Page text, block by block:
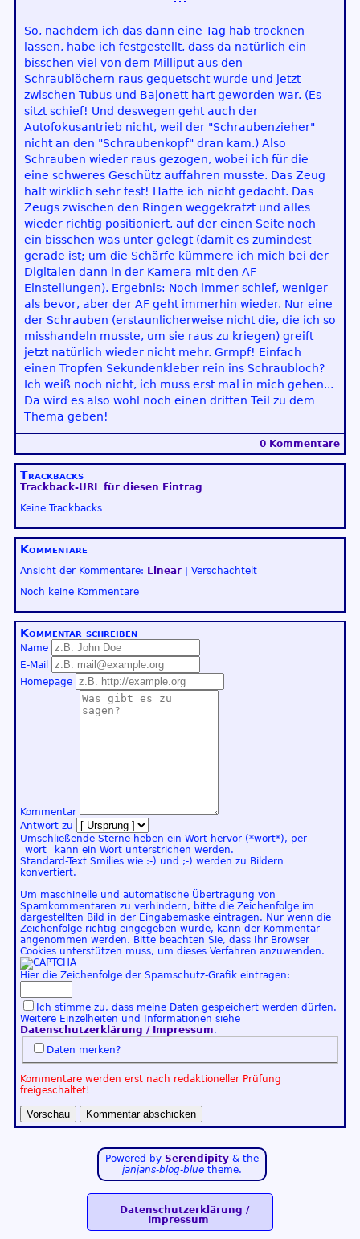
So, nachdem ich das dann eine Tag hab trocknen
lassen, habe ich festgestellt, dass da natürlich ein
bisschen viel von dem Milliput aus den
Schraublöchern raus gequetscht wurde und jetzt
zwischen Tubus und Bajonett hart geworden war. (Es
sitzt schief! Und deswegen geht auch der
Autofokusantrieb nicht, weil der "Schraubenzieher"
nicht an den "Schraubenkopf" dran kam.) Also
Schrauben wieder raus gezogen, wobei ich für die
eine schweres Geschütz auffahren musste. Das Zeug
hält wirklich sehr fest! Hätte ich nicht gedacht. Das
Zeugs zwischen den Ringen weggekratzt und alles
wieder richtig positioniert, auf der einen Seite noch
ein bisschen was unter gelegt (damit es zumindest
gerade ist; um die Schärfe kümmere ich mich bei der
Digitalen dann in der Kamera mit den AF-
Einstellungen). Ergebnis: Noch immer schief, weniger
als bevor, aber der AF geht immerhin wieder. Nur eine
der Schrauben (erstaunlicherweise nicht die, die ich so
misshandeln musste, um sie raus zu kriegen) greift
jetzt natürlich wieder nicht mehr. Grmpf! Einfach
einen Tropfen Sekundenkleber rein ins Schraubloch?
Ich weiß noch nicht, ich muss erst mal in mich gehen...
Da wird es also wohl noch einen dritten Teil zu dem
Thema geben!
0 Kommentare
Trackbacks
Trackback-URL für diesen Eintrag
Keine Trackbacks
Kommentare
Ansicht der Kommentare: Linear | Verschachtelt
Noch keine Kommentare
Kommentar schreiben
Name
E-Mail
Homepage
Kommentar
Antwort zu
Umschließende Sterne heben ein Wort hervor (*wort*), per
_wort_ kann ein Wort unterstrichen werden.
Standard-Text Smilies wie :-) und ;-) werden zu Bildern
konvertiert.
Um maschinelle und automatische Übertragung von
Spamkommentaren zu verhindern, bitte die Zeichenfolge im
dargestellten Bild in der Eingabemaske eintragen. Nur wenn die
Zeichenfolge richtig eingegeben wurde, kann der Kommentar
angenommen werden. Bitte beachten Sie, dass Ihr Browser
Cookies unterstützen muss, um dieses Verfahren anzuwenden.
Hier die Zeichenfolge der Spamschutz-Grafik eintragen:
Ich stimme zu, dass meine Daten gespeichert werden dürfen.
Weitere Einzelheiten und Informationen siehe
Datenschutzerklärung / Impressum.
Daten merken?
Kommentare werden erst nach redaktioneller Prüfung
freigeschaltet!
Powered by Serendipity & the
janjans-blog-blue theme.
Datenschutzerklärung /
Impressum